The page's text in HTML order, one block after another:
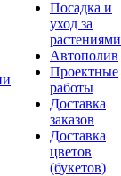
Посадка и
уход за
растениями
Автополив
Проектные
работы
Доставка
заказов
Доставка
цветов
(букетов)